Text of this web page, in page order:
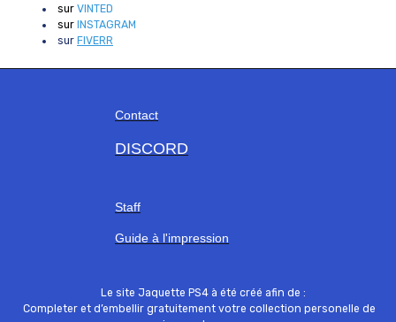
sur VINTED
sur INSTAGRAM
sur FIVERR
Contact
DISCORD
Staff
Guide à l'impression
Le site Jaquette PS4 à été créé afin de :
Completer et d’embellir gratuitement votre collection personelle de